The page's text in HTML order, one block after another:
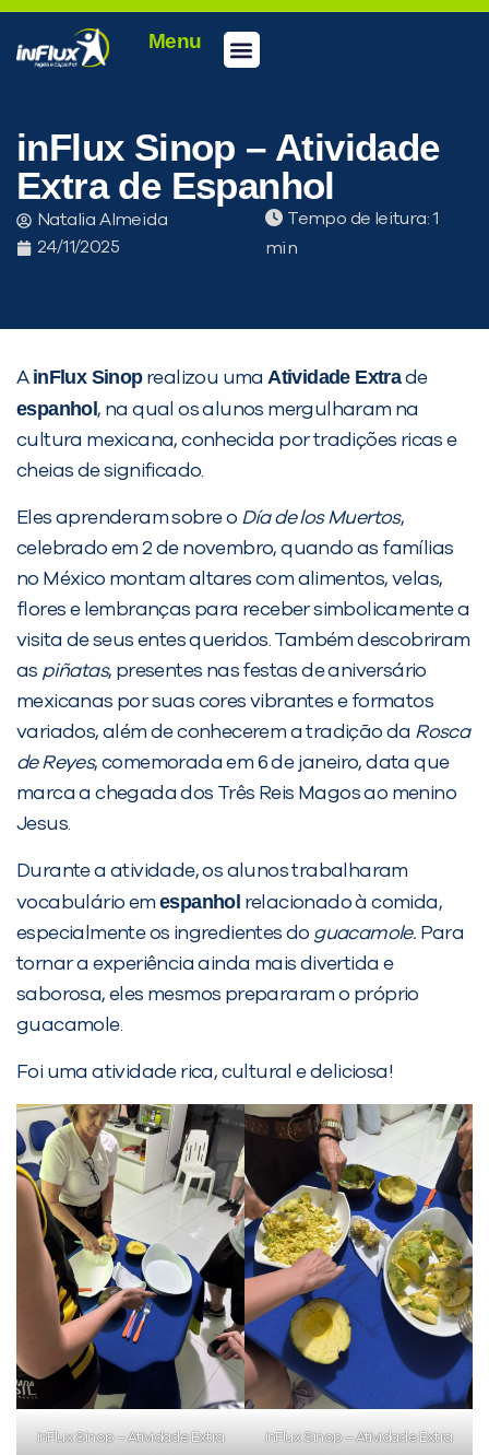
Menu
inFlux Sinop – Atividade
Extra de Espanhol
Natalia Almeida
24/11/2025
Tempo de leitura:
A inFlux Sinoprealizou umaAtividade Extrade
espanhol , na qual os alunos mergulharam na
cultura mexicana, conhecida por tradições ricas e
cheias de significado.
Eles aprenderam sobre o Día de los Muertos,
celebrado em 2 de novembro, quando as famílias
no México montam altares com alimentos, velas,
flores e lembranças para receber simbolicamente a
visita de seus entes queridos. Também descobriram
as piñatas, presentes nas festas de aniversário
mexicanas por suas cores vibrantes e formatos
variados, além de conhecerem a tradição da Rosca
de Reyes, comemorada em 6 de janeiro, data que
marca a chegada dos Três Reis Magos ao menino
Jesus.
Durante a atividade, os alunos trabalharam
vocabulário emespanhol relacionado à comida,
especialmente os ingredientes do guacamole. Para
tornar a experiência ainda mais divertida e
saborosa, eles mesmos prepararam o próprio
guacamole.
Foi uma atividade rica, cultural e deliciosa!
inFlux Sinop – Atividade Extra inFlux Sinop – Atividade Extra
PEÇA UMA DEMONSTRAÇÃO DE MÉTODO
Desculpe!
Não encontramos nenhuma unidade
inFlux nesta cidade ou bairro que
você digitou.
Preencha com seus dados abaixo e
já vamos te colocar em contato
Você é aluno inFlux?
Sim Não
VOLTAR